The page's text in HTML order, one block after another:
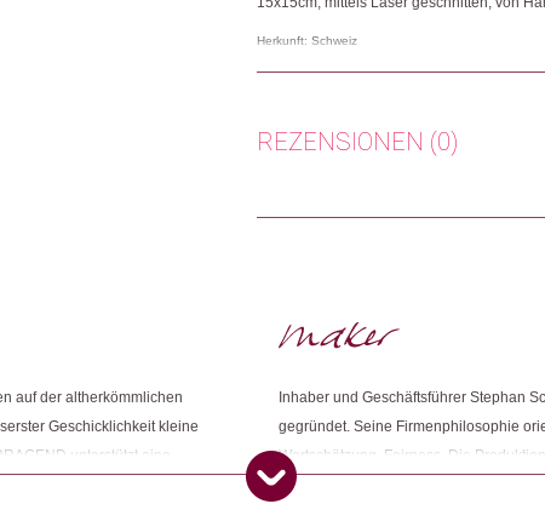
Herkunft: Schweiz
Artikelnummer: 101920.53
REZENSIONEN (0)
auf der altherkömmlichen
Geschicklichkeit kleine
unterstützt eine
Inhaber und Geschäftsführer Stephan
gegründet. Seine Firmenphilosophie
Wertschätzung. Fairness. Die
soziale Verantwortung wahrnimmt und